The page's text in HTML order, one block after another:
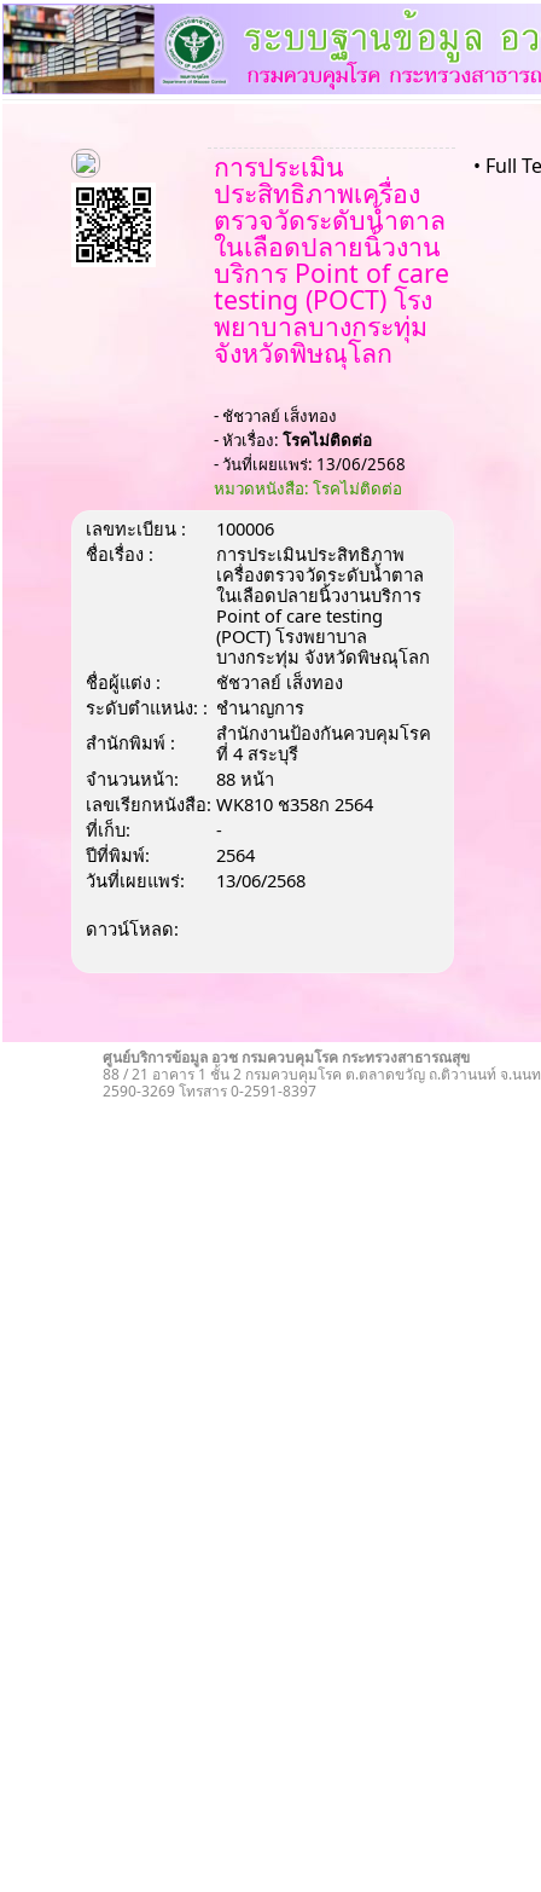
การประเมิน
ประสิทธิภาพเครื่อง
ตรวจวัดระดับน้ำตาล
ในเลือดปลายนิ้วงาน
บริการ Point of care
testing (POCT) โรง
พยาบาลบางกระทุ่ม
จังหวัดพิษณุโลก
- ชัชวาลย์ เส็งทอง
- หัวเรื่อง: โรคไม่ติดต่อ
- วันที่เผยแพร่: 13/06/2568
หมวดหนังสือ: โรคไม่ติดต่อ
เลขทะเบียน :
100006
ชื่อเรื่อง :
การประเมินประสิทธิภาพ
เครื่องตรวจวัดระดับน้ำตาล
ในเลือดปลายนิ้วงานบริการ
Point of care testing
(POCT) โรงพยาบาล
บางกระทุ่ม จังหวัดพิษณุโลก
ชื่อผู้แต่ง :
ชัชวาลย์ เส็งทอง
ระดับตำแหน่ง: : ชํานาญการ
สำนักพิมพ์ :
สำนักงานป้องกันควบคุมโรค
ที่ 4 สระบุรี
จำนวนหน้า:
88 หน้า
เลขเรียกหนังสือ: WK810 ช358ก 2564
ที่เก็บ:
-
ปีที่พิมพ์:
2564
วันที่เผยแพร่:
13/06/2568
ดาวน์โหลด:
• Full
ศูนย์บริการข้อมูล อวช กรมควบคุมโรค กระทรวงสาธารณสุข
88 / 21 อาคาร 1 ชั้น 2 กรมควบคุมโรค ต.ตลาดขวัญ ถ.ติวานนท์ จ.นน
2590-3269 โทรสาร 0-2591-8397